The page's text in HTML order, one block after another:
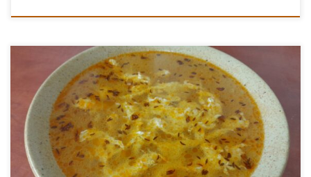
Hagyományos tojásleves recept! Rengeteg tojásleves recept
létezik, itt most a legelterjedtebb verziót ismerheted meg
köménymaggal. Kipróbált hagyományos tojásleves recept.
Hagyományos tojásleves recept A fölforrósított olajon megfuttatjuk
a köménymagot. Ez pár másodpercig tart, míg a magok
elkezdenek kipattogni. Vigyázzunk, nehogy megégjenek! Lehúzva
a tűzről meghintjük őrölt pirospaprikával. Majd felöntjük vízzel,